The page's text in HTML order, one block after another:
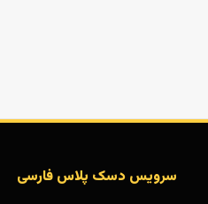
سرویس دسک پلاس فارسی